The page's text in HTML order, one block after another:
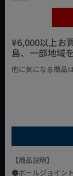
¥6,000以上お
島、一部地域
他に気になる商品
【商品説明】
●ボールジョイン